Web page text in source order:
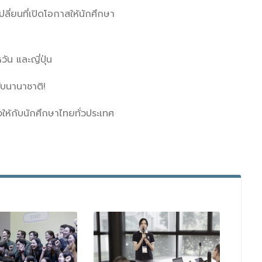
ลี่ยนที่เปิดโอกาสให้นักศึกษา
วัน และญี่ปุ่น
นานาชาติ!
ห้กับนักศึกษาไทยทั่วประเทศ